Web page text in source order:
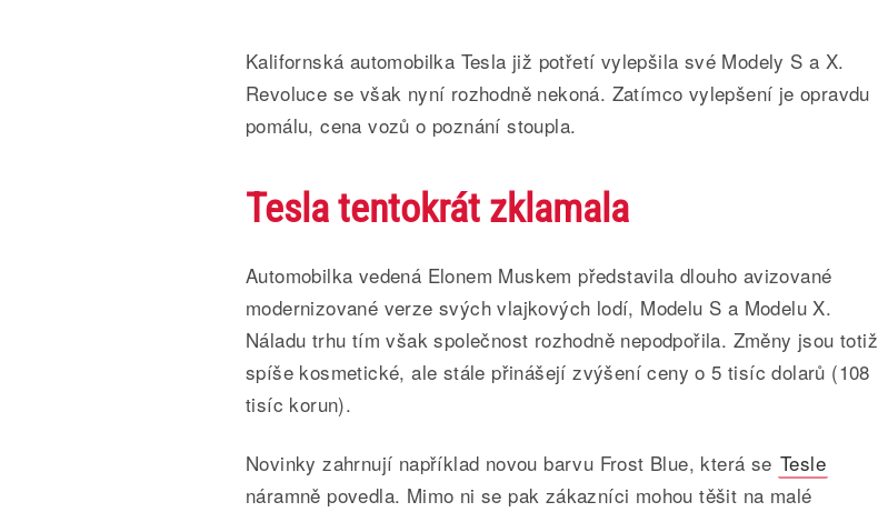
Kalifornská automobilka Tesla již potřetí vylepšila své Modely S a X.
Revoluce se však nyní rozhodně nekoná. Zatímco vylepšení je opravdu
pomálu, cena vozů o poznání stoupla.
Tesla tentokrát zklamala
Automobilka vedená Elonem Muskem představila dlouho avizované
modernizované verze svých vlajkových lodí, Modelu S a Modelu X.
Náladu trhu tím však společnost rozhodně nepodpořila. Změny jsou totiž
spíše kosmetické, ale stále přinášejí zvýšení ceny o 5 tisíc dolarů (108
tisíc korun).
Novinky zahrnují například novou barvu Frost Blue, která se Tesle
náramně povedla. Mimo ni se pak zákazníci mohou těšit na malé